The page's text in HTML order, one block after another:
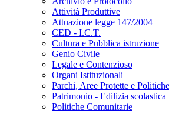
Attività Produttive
Attuazione legge 147/2004
CED - I.C.T.
Cultura e Pubblica istruzione
Genio Civile
Legale e Contenzioso
Organi Istituzionali
Parchi, Aree Protette e
Patrimonio - Edilizia scolastica
Politiche Comunitarie